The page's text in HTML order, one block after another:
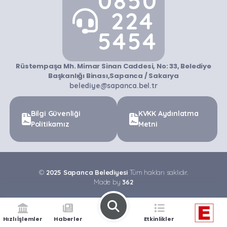
224
5454
Rüstempaşa Mh. Mimar Sinan Caddesi, No: 33, Belediye
Başkanlığı Binası,Sapanca / Sakarya
belediye@sapanca.bel.tr
Bilgi Güvenliği
Politikamız
KVKK Aydınlatma
Metni
© 2025 Sapanca Belediyesi Tüm hakları saklıdır.
Made by362
Hızlı İşlemler Haberler Etkinlikler